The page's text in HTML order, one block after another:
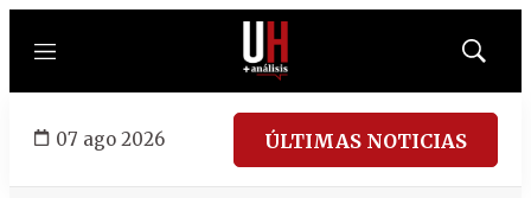
Menú
Mostrar
07 ago 2026 ÚLTIMAS NOTICIAS